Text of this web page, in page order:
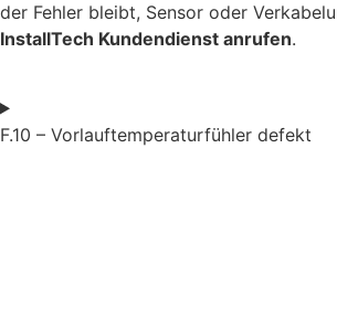
der Fehler bleibt, Sensor oder
InstallTech Kundendienst anrufen.
F.10 – Vorlauftemperaturfühler defekt